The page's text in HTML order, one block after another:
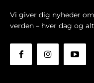
Vi giver dig nyheder
verden – hver dag og